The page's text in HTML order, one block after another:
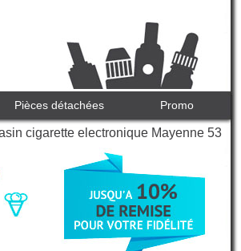
cigarette electronique Mayenne 53
Pièces détachées Promo